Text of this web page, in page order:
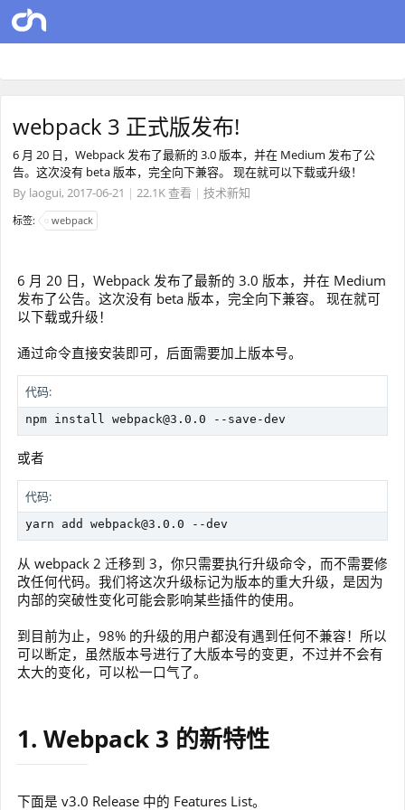
webpack 3 正式版发布!
6 月 20 日，Webpack 发布了最新的 3.0 版本，并在 Medium 发布了公
告。这次没有 beta 版本，完全向下兼容。 现在就可以下载或升级！
By laogui, 2017-06-21 | 22.1K 查看 | 技术新知
标签: webpack
6 月 20 日，Webpack 发布了最新的 3.0 版本，并在 Medium
发布了公告。这次没有 beta 版本，完全向下兼容。 现在就可
以下载或升级！
通过命令直接安装即可，后面需要加上版本号。
代码:
npm install webpack@3.0.0 --save-dev
或者
代码:
yarn add webpack@3.0.0 --dev
从 webpack 2 迁移到 3，你只需要执行升级命令，而不需要修
改任何代码。我们将这次升级标记为版本的重大升级，是因为
内部的突破性变化可能会影响某些插件的使用。
到目前为止，98% 的升级的用户都没有遇到任何不兼容！所以
可以断定，虽然版本号进行了大版本号的变更，不过并不会有
太大的变化，可以松一口气了。
1. Webpack 3 的新特性
下面是 v3.0 Release 中的 Features List。